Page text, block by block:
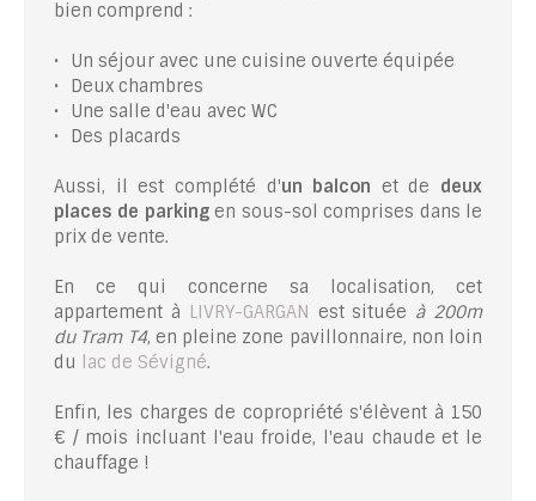
bien comprend :
Un séjour avec une cuisine ouverte équipée
Deux chambres
Une salle d'eau avec WC
Des placards
Aussi, il est complété d'un balcon et de deux
places de parkingen sous-sol comprises dans le
prix de vente.
En ce qui concerne sa localisation, cet
appartement à
LIVRY-GARGAN est située à 200m
du Tram T4, en pleine zone pavillonnaire, non loin
du
lac de Sévigné.
Enfin, les charges de copropriété s'élèvent à 150
€ / mois incluant l'eau froide, l'eau chaude et le
chauffage !